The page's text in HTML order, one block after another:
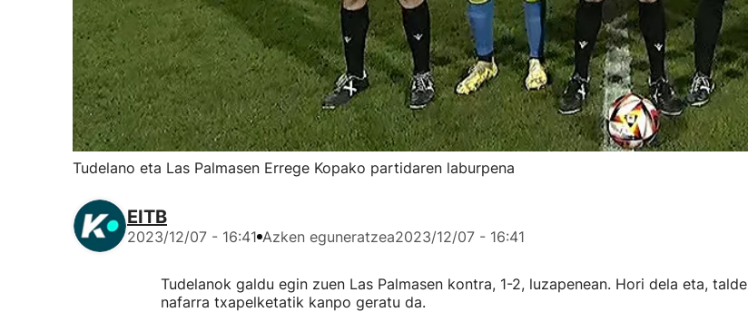
Tudelano eta Las Palmasen Errege Kopako partidaren laburpena
EITB
2023/12/07 - 16:41 Azken eguneratzea2023/12/07 - 16:41
Tudelanok galdu egin zuen Las Palmasen kontra, 1-2, luzapenean. Hori dela eta, talde
nafarra txapelketatik kanpo geratu da.